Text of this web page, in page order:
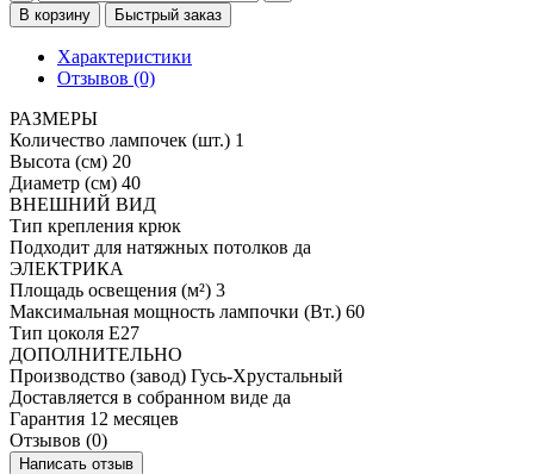
В корзину
Быстрый заказ
Характеристики
Отзывов (0)
РАЗМЕРЫ
Количество лампочек (шт.) 1
Высота (см) 20
Диаметр (см) 40
ВНЕШНИЙ ВИД
Тип крепления крюк
Подходит для натяжных потолков да
ЭЛЕКТРИКА
Площадь освещения (м²) 3
Максимальная мощность лампочки (Вт.) 60
Тип цоколя E27
ДОПОЛНИТЕЛЬНО
Производство (завод) Гусь-Хрустальный
Доставляется в собранном виде да
Гарантия 12 месяцев
Отзывов (0)
Написать отзыв